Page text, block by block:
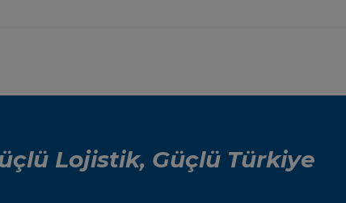
Lojistik, Güçlü Türkiye